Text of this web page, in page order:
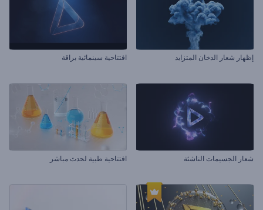
إظهار شعار الدخان المتزايد افتتاحية سينمائية براقة
شعار الجسيمات الناشئة افتتاحية طبية لحدث مباشر